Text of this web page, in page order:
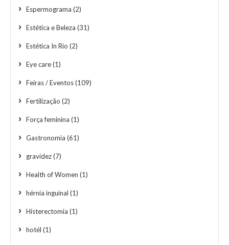
Espermograma (2)
Estética e Beleza (31)
Estética In Rio (2)
Eye care(1)
Feiras / Eventos(109)
Fertilização (2)
Força feminina (1)
Gastronomia (61)
gravidez(7)
Health of Women (1)
hérnia inguinal (1)
Histerectomia (1)
hotél (1)